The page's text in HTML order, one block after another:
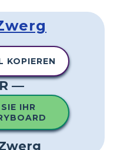
KOPIEREN
—
IHR